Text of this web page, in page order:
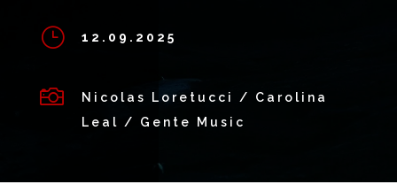
} 12.09.2025

Nicolas Loretucci / Carolina
Leal / Gente Music